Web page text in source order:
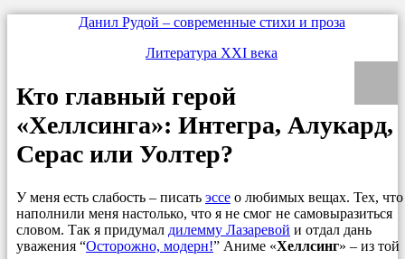
Данил Рудой – современные стихи и проза
Литература XXI века
Кто главный герой
«Хеллсинга»: Интегра, Алукард,
Серас или Уолтер?
У меня есть слабость – писать эссе о любимых вещах. Тех, что
наполнили меня настолько, что я не смог не самовыразиться
словом. Так я придумал дилемму Лазаревой и отдал дань
уважения “Осторожно, модерн!” Аниме «Хеллсинг» – из той